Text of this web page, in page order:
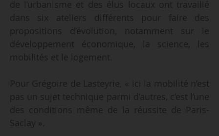
de l’urbanisme et des élus locaux ont travaillé
dans six ateliers différents pour faire des
propositions d’évolution, notamment sur le
développement économique, la science, les
mobilités et le logement.
Pour Grégoire de Lasteyrie, « ici la mobilité n’est
pas un sujet technique parmi d’autres, c’est l’une
des conditions même de la réussite de Paris-
Saclay ».